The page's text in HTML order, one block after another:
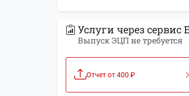
Услуги через
Выпуск ЭЦП не требуется
Отчет от 400 ₽